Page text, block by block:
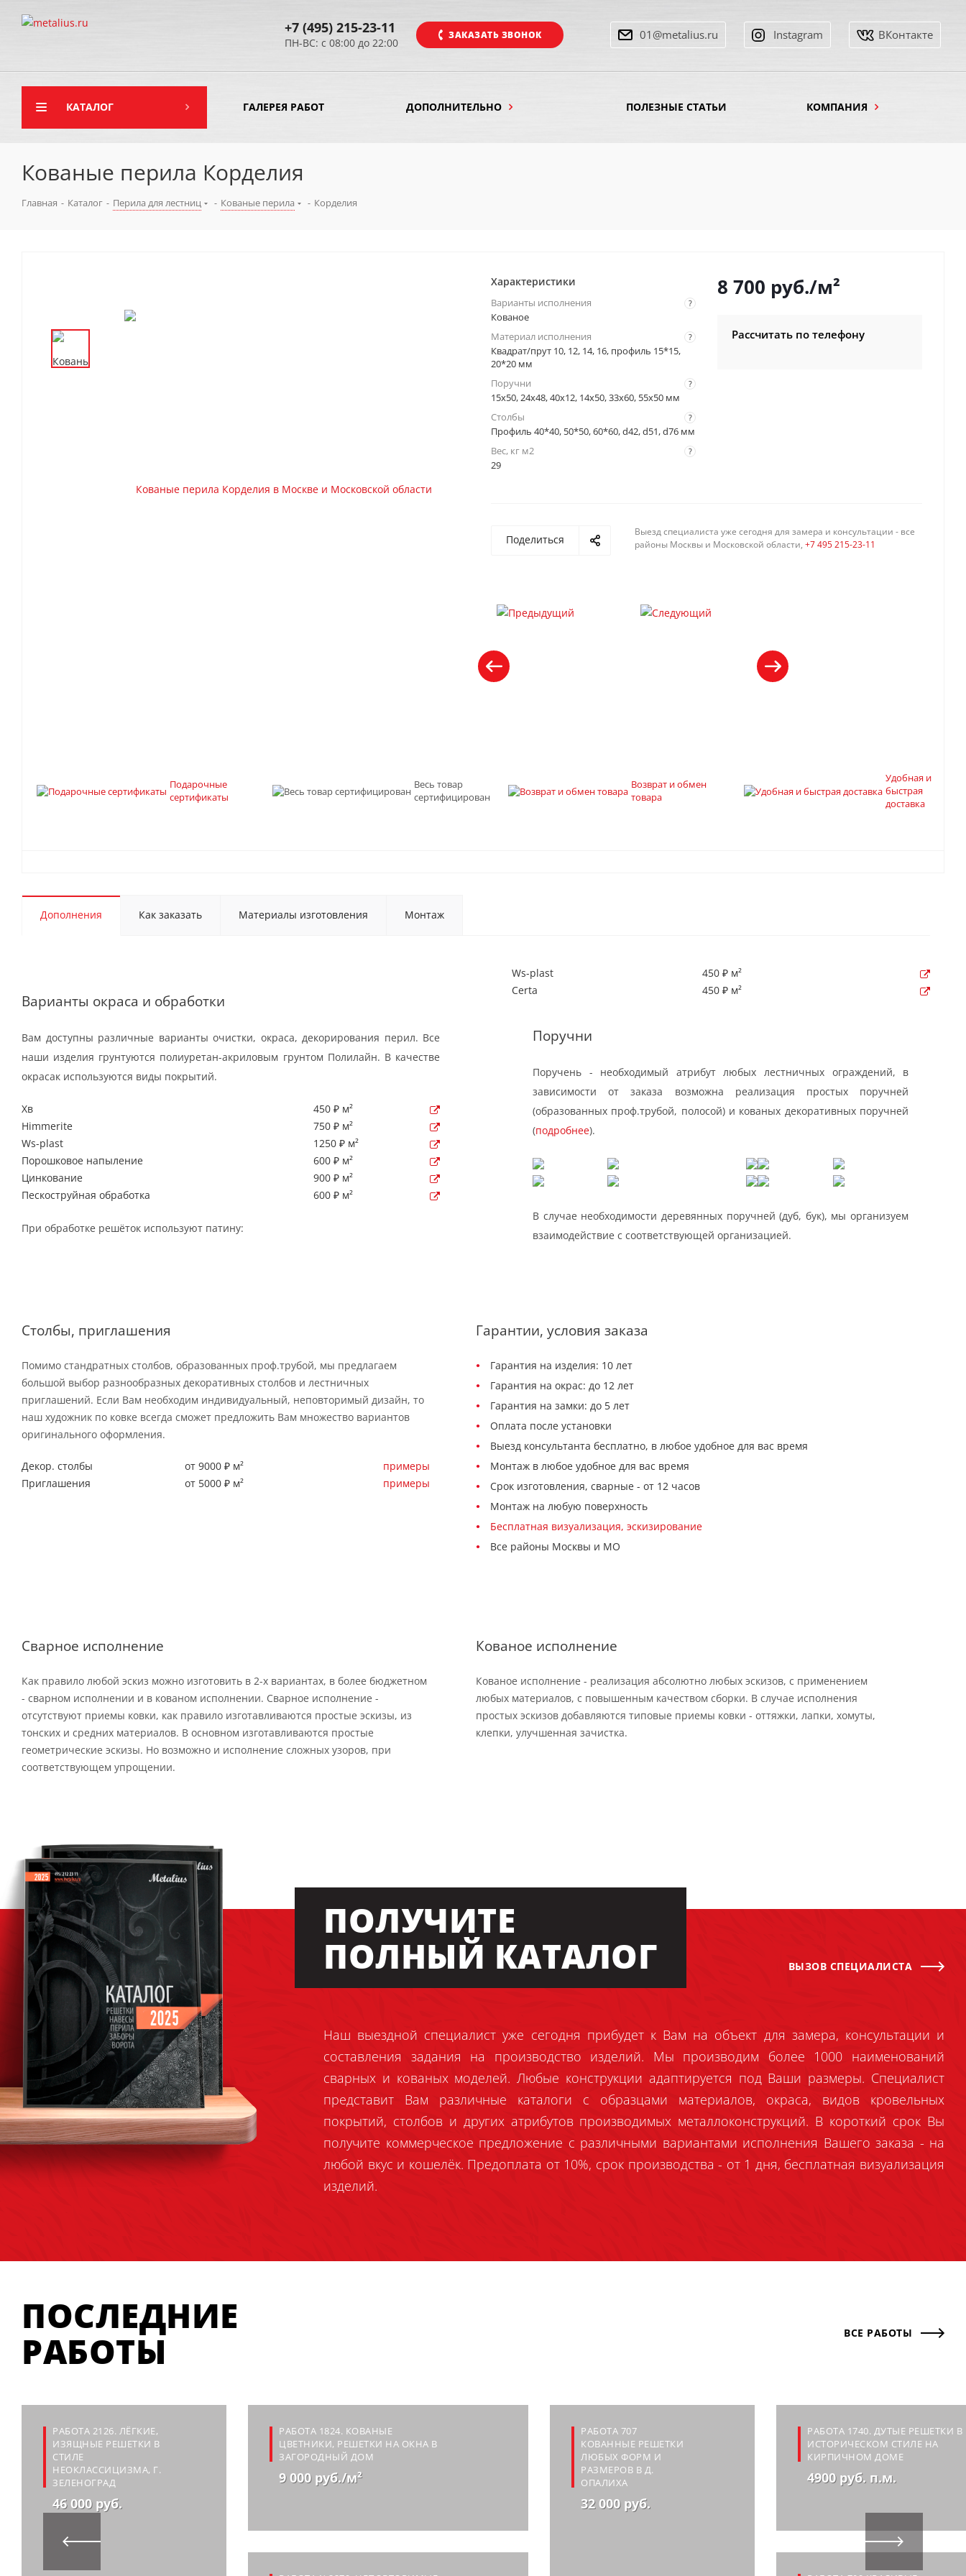
ЗАКАЗАТЬ ЗВОНОК 01@metalius.ru Instagram ВКонтакте
+7 (495) 215-23-11
ПН-ВС: с 08:00 до 22:00
КАТАЛОГ ГАЛЕРЕЯ РАБОТ ДОПОЛНИТЕЛЬНО ПОЛЕЗНЫЕ СТАТЬИ КОМПАНИЯ
Кованые перила Корделия
Главная - Каталог - Перила для лестниц - Кованые перила - Корделия
Характеристики
?
Варианты исполнения
Кованое
?
Материал исполнения
Квадрат/прут 10, 12, 14, 16, профиль 15*15,
20*20 мм
?
Поручни
15x50, 24x48, 40x12, 14x50, 33x60, 55x50 мм
?
Столбы
Профиль 40*40, 50*50, 60*60, d42, d51, d76 мм
?
Вес, кг м2
29
8 700 руб./м²
Рассчитать по телефону
Поделиться
Выезд специалиста уже сегодня для замера и консультации - все
районы Москвы и Московской области, +7 495 215-23-11
Подарочные
сертификаты
Весь товар
сертифицирован
Возврат и обмен
товара
Удобная и
быстрая
доставка
Дополнения Как заказать Материалы изготовления Монтаж
Варианты окраса и обработки
Вам доступны различные варианты очистки, окраса, декорирования перил. Все
наши изделия грунтуются полиуретан-акриловым грунтом Полилайн. В качестве
окрасак используются виды покрытий.
Хв
450 ₽ м²
Himmerite
750 ₽ м²
Ws-plast
1250 ₽ м²
Порошковое напыление
600 ₽ м²
Цинкование
900 ₽ м²
Пескоструйная обработка
600 ₽ м²
При обработке решёток используют патину:
Ws-plast
450 ₽ м²
Certa
450 ₽ м²
Поручни
Поручень - необходимый атрибут любых лестничных ограждений, в
зависимости от заказа возможна реализация простых поручней
(образованных проф.трубой, полосой) и кованых декоративных поручней
(подробнее).
В случае необходимости деревянных поручней (дуб, бук), мы организуем
взаимодействие с соответствующей организацией.
Столбы, приглашения
Помимо стандратных столбов, образованных проф.трубой, мы предлагаем
большой выбор разнообразных декоративных столбов и лестничных
приглашений. Если Вам необходим индивидуальный, неповторимый дизайн, то
наш художник по ковке всегда сможет предложить Вам множество вариантов
оригинального оформления.
Декор. столбы от 9000 ₽ м²
примеры
Приглашения
от 5000 ₽ м² примеры
Гарантии, условия заказа
Гарантия на изделия: 10 лет
Гарантия на окрас: до 12 лет
Гарантия на замки: до 5 лет
Оплата после установки
Выезд консультанта бесплатно, в любое удобное для вас время
Монтаж в любое удобное для вас время
Срок изготовления, сварные - от 12 часов
Монтаж на любую поверхность
Бесплатная визуализация, эскизирование
Все районы Москвы и МО
Сварное исполнение
Как правило любой эскиз можно изготовить в 2-х вариантах, в более бюджетном
- сварном исполнении и в кованом исполнении. Сварное исполнение -
отсутствуют приемы ковки, как правило изготавливаются простые эскизы, из
тонских и средних материалов. В основном изготавливаются простые
геометрические эскизы. Но возможно и исполнение сложных узоров, при
соответствующем упрощении.
Кованое исполнение
Кованое исполнение - реализация абсолютно любых эскизов, с применением
любых материалов, с повышенным качеством сборки. В случае исполнения
простых эскизов добавляются типовые приемы ковки - оттяжки, лапки, хомуты,
клепки, улучшенная зачистка.
ПОЛУЧИТЕ
ПОЛНЫЙ КАТАЛОГ
ВЫЗОВ СПЕЦИАЛИСТА
Наш выездной специалист уже сегодня прибудет к Вам на объект для замера, консультации и
составления задания на производство изделий. Мы производим более 1000 наименований
сварных и кованых моделей. Любые конструкции адаптируется под Ваши размеры. Специалист
представит Вам различные каталоги с образцами материалов, окраса, видов кровельных
покрытий, столбов и других атрибутов производимых металлоконструкций. В короткий срок Вы
получите коммерческое предложение с различными вариантами исполнения Вашего заказа - на
любой вкус и кошелёк. Предоплата от 10%, срок производства - от 1 дня, бесплатная визуализация
изделий.
ПОСЛЕДНИЕ
РАБОТЫ
ВСЕ РАБОТЫ
РАБОТА 2126. ЛЁГКИЕ,
ИЗЯЩНЫЕ РЕШЕТКИ В
СТИЛЕ
НЕОКЛАССИЦИЗМА, Г.
ЗЕЛЕНОГРАД
46 000 руб.
РАБОТА 1824. КОВАНЫЕ
ЦВЕТНИКИ, РЕШЕТКИ НА ОКНА В
ЗАГОРОДНЫЙ ДОМ
9 000 руб./м²
РАБОТА 707
КОВАННЫЕ РЕШЕТКИ
ЛЮБЫХ ФОРМ И
РАЗМЕРОВ В Д.
ОПАЛИХА
32 000 руб.
РАБОТА 1740. ДУТЫЕ РЕШЕТКИ В
ИСТОРИЧЕСКОМ СТИЛЕ НА
КИРПИЧНОМ ДОМЕ
4900 руб. п.м.